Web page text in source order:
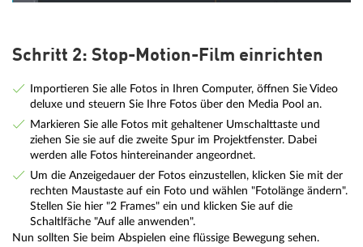
Schritt 2: Stop-Motion-Film einrichten
Importieren Sie alle Fotos in Ihren Computer, öffnen Sie Video
deluxe und steuern Sie Ihre Fotos über den Media Pool an.
Markieren Sie alle Fotos mit gehaltener Umschalttaste und
ziehen Sie sie auf die zweite Spur im Projektfenster. Dabei
werden alle Fotos hintereinander angeordnet.
Um die Anzeigedauer der Fotos einzustellen, klicken Sie mit der
rechten Maustaste auf ein Foto und wählen "Fotolänge ändern".
Stellen Sie hier "2 Frames" ein und klicken Sie auf die
Schaltlfäche "Auf alle anwenden".
Nun sollten Sie beim Abspielen eine flüssige Bewegung sehen.